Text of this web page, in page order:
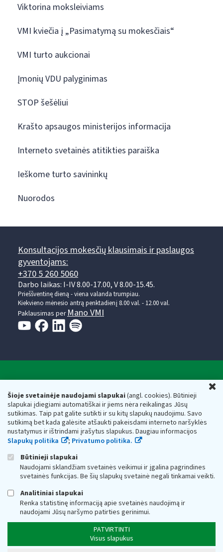
Šioje svetainėje naudojami slapukai(angl. cookies). Būtinieji
slapukai įdiegiami automatiškai ir jiems nėra reikalingas Jūsų
sutikimas. Taip pat galite sutikti ir su kitų slapukų naudojimu. Savo
sutikimą bet kada galėsite atšaukti pakeisdami interneto naršyklės
nustatymus ir ištrindami įrašytus slapukus. Daugiau informacijos
Slapukų politika
; Privatumo politika.
Būtinieji slapukai
Naudojami sklandžiam svetainės veikimui ir įgalina pagrindines
svetainės funkcijas. Be šių slapukų svetainė negali tinkamai veikti.
Analitiniai slapukai
Renka statistinę informaciją apie svetainės naudojimą ir
naudojami Jūsų naršymo patirties gerinimui.
PATVIRTINTI
Visus slapukus
Viktorina moksleiviams
VMI kviečia į „Pasimatymą su mokesčiais“
VMI turto aukcionai
Įmonių VDU palyginimas
STOP šešėliui
Krašto apsaugos ministerijos informacija
Interneto svetainės atitikties paraiška
Ieškome turto savininkų
Nuorodos
Konsultacijos mokesčių klausimais ir paslaugos
gyventojams:
+370 5 260 5060
Darbo laikas: I-IV 8.00-17.00, V 8.00-15.45.
Prieššventinę dieną - viena valanda trumpiau.
Kiekvieno mėnesio antrą penktadienį 8.00 val. - 12.00 val.
Paklausimas per Mano VMI
Respublikos finansų ministerijos
Biudžetinė įstaiga. Juridinio asmens kodas — 188659752,
adresas: Vasario 16-osios g. 14, 01107 Vilnius, Lietuva, el.paštas:
vmi@vmi.lt, E. pristatymo dėžutės adresas 188659752
Duomenys apie Valstybinę mokesčių inspekciją prie Lietuvos
Respublikos finansų ministerijos kaupiami ir saugomi Juridinių